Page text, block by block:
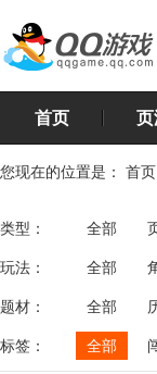
首页 页
您现在的位置是： 首页
类型： 全部
玩法： 全部
飞行
题材： 全部
标签： 全部